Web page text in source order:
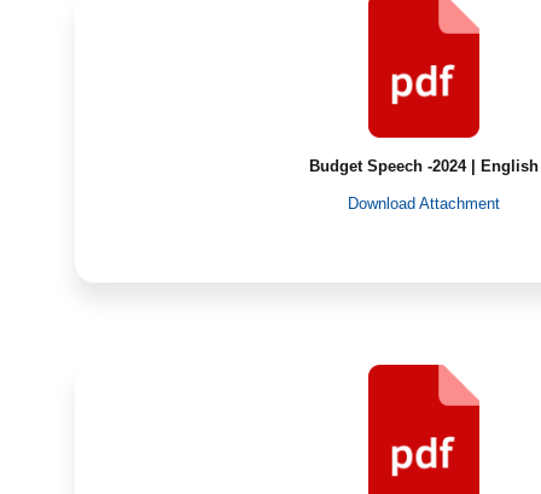
Budget Speech -2024 | English
Download Attachment